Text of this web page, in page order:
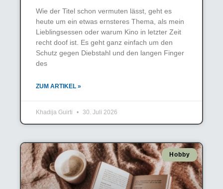
Wie der Titel schon vermuten lässt, geht es
heute um ein etwas ernsteres Thema, als mein
Lieblingsessen oder warum Kino in letzter Zeit
recht doof ist. Es geht ganz einfach um den
Schutz gegen Diebstahl und den langen Finger
des
ZUM ARTIKEL »
Khadija Guirti 30. Juli 2026
Hobby